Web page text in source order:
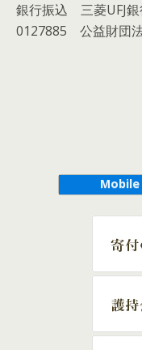
銀行振込 三菱UFJ
0127885 公益財団
Mobile